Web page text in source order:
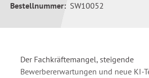
Bestellnummer: SW10052
Der Fachkräftemangel, steigende
Bewerbererwartungen und neue KI-